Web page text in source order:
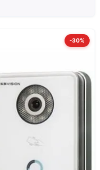
-30%